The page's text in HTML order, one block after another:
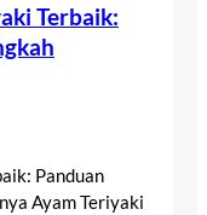
Terbaik:
Panduan
Ayam Teriyaki